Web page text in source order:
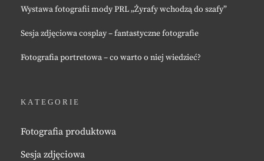
Wystawa fotografii mody PRL „Żyrafy wchodzą do szafy”
Sesja zdjęciowa cosplay – fantastyczne fotografie
Fotografia portretowa – co warto o niej wiedzieć?
KATEGORIE
Fotografia produktowa
Sesja zdjęciowa